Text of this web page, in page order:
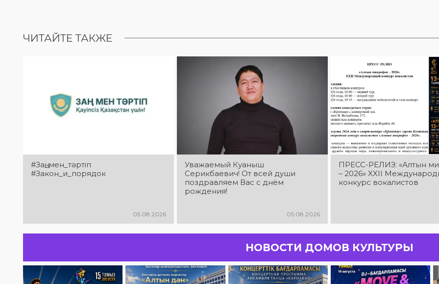
ЧИТАЙТЕ ТАКЖЕ
#Заң_мен_тәртіп
#Закон_и_порядок
05.08.2026
Уважаемый Куаныш
Серикбаевич! От всей души
поздравляем Вас с днём
рождения!
05.08.2026
ПРЕСС-РЕЛИЗ: «Алтын
– 2026» XXIІ
конкурс вокалистов
НОВОСТИ ДОМОВ КУЛЬТУРЫ